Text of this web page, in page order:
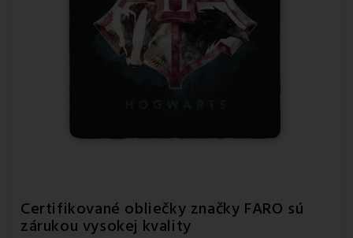
Certifikované obliečky značky FARO sú
zárukou vysokej kvality